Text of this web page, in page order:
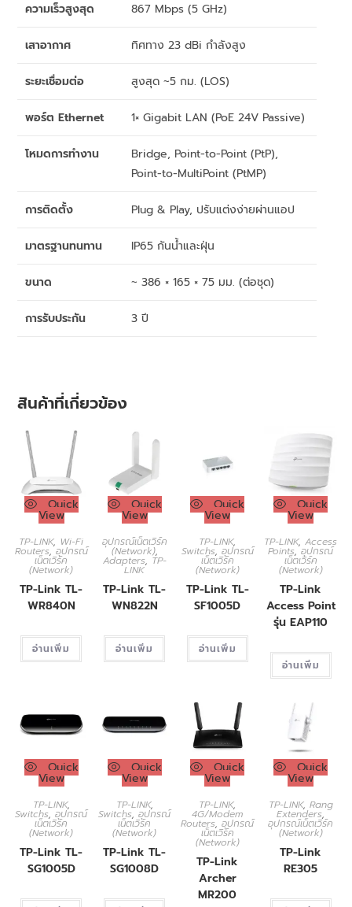
ความเร็วสูงสุด 867 Mbps (5 GHz)
เสาอากาศ ทิศทาง 23 dBi กำลังสูง
ระยะเชื่อมต่อ สูงสุด ~5 กม. (LOS)
พอร์ต Ethernet 1× Gigabit LAN (PoE 24V Passive)
โหมดการทำงาน
Bridge, Point-to-Point (PtP),
Point-to-MultiPoint (PtMP)
การติดตั้ง Plug & Play, ปรับแต่งง่ายผ่านแอป
มาตรฐานทนทาน IP65 กันน้ำและฝุ่น
ขนาด ~ 386 × 165 × 75 มม. (ต่อชุด)
การรับประกัน 3 ปี
สินค้าที่เกี่ยวข้อง
Quick
View
TP-LINK, Wi-Fi
Routers, อุปกรณ์
เน็ตเวิร์ค
(Network)
TP-Link TL-
WR840N
อ่านเพิ่ม
Quick
View
อุปกรณ์เน็ตเวิร์ค
(Network),
Adapters, TP-
LINK
TP-Link TL-
WN822N
อ่านเพิ่ม
Quick
View
TP-LINK,
Switchs, อุปกรณ์
เน็ตเวิร์ค
(Network)
TP-Link TL-
SF1005D
อ่านเพิ่ม
Quick
View
TP-LINK,Access
Points,อุปกรณ์
เน็ตเวิร์ค
(Network)
TP-Link
Access Point
รุ่น EAP110
อ่านเพิ่ม
Quick
View
TP-LINK,
Switchs,อุปกรณ์
เน็ตเวิร์ค
(Network)
TP-Link TL-
SG1005D
Quick
View
TP-LINK,
Switchs,อุปกรณ์
เน็ตเวิร์ค
(Network)
TP-Link TL-
SG1008D
Quick
View
TP-LINK,
4G/Modem
Routers,อุปกรณ์
เน็ตเวิร์ค
(Network)
TP-Link
Archer
MR200
Quick
View
TP-LINK, Rang
Extenders,
อุปกรณ์เน็ตเวิร์ค
(Network)
TP-Link
RE305